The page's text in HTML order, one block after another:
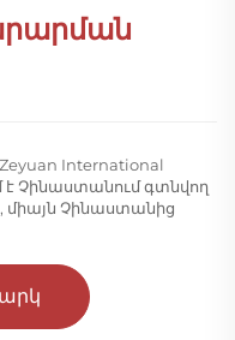
International
է Չինաստանում գտնվող
միայն Չինաստանից